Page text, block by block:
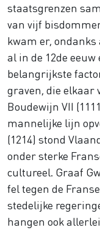
staatsgrenzen
van vijf
kwam er,
al in de 12de
belangrijkste
graven, die elkaar
Boudewijn VII
mannelijke lijn
(1214) stond
onder sterke
cultureel. Graaf
fel tegen de
stedelijke
hangen ook